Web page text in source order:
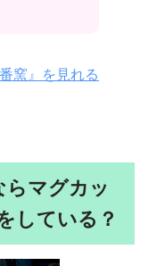
窯』を見れる
マグカッ
している？